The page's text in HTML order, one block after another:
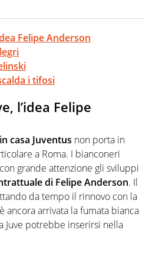
Felipe Anderson
i tifosi
l’idea Felipe
casa Juventus non porta in
a Roma. I bianconeri
grande attenzione gli sviluppi
di Felipe Anderson. Il
da tempo il rinnovo con la
ancora arrivata la fumata bianca
Juve potrebbe inserirsi nella